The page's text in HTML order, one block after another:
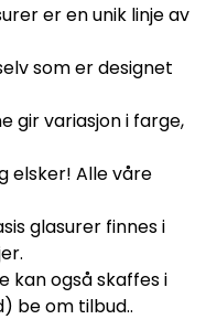
er en unik linje av
som er designet
gir variasjon i farge,
elsker! Alle våre
glasurer finnes i
kan også skaffes i
be om tilbud..